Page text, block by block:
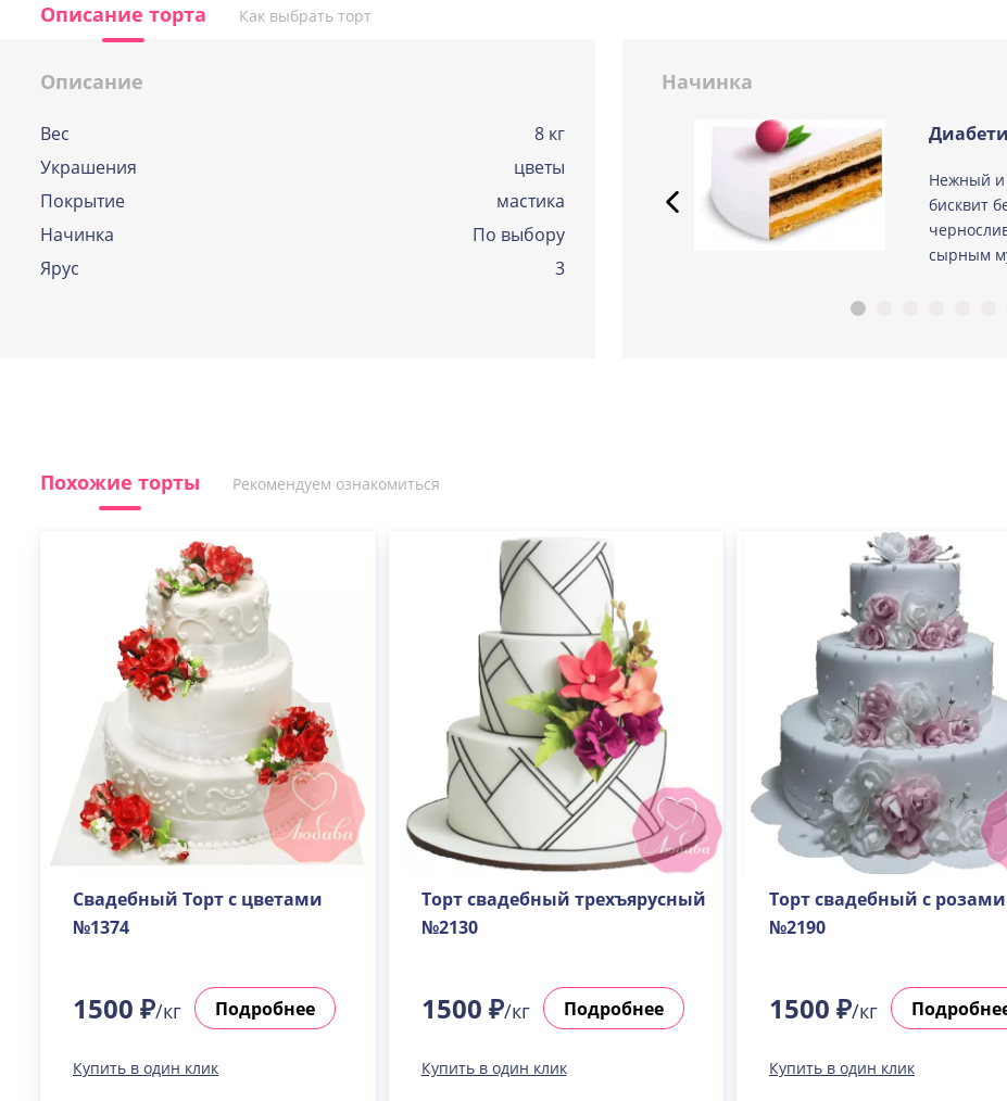
Узнать подробнее о начинке
Тирамису
Узнать подробнее о начинке
Тирамису клубничная
Узнать подробнее о начинке
Описание торта Как выбрать торт
Описание
Вес
8 кг
Украшения
цветы
Покрытие
мастика
Начинка
По выбору
Ярус
3
Начинка
начинок выбрать, наши профессиональные
Нежный и
бисквит
сырным
Похожие торты Рекомендуем ознакомиться
Свадебный Торт с цветами
№1374
1500 ₽/кг Подробнее
Купить в один клик
Торт свадебный трехъярусный
№2130
1500 ₽/кг Подробнее
Купить в один клик
Торт свадебный с розами
№2190
1500 ₽/кг
Купить в один клик